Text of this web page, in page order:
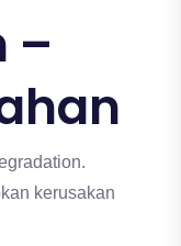
–
kerusakan